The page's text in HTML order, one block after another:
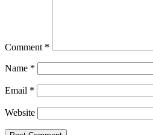
Comment *
Name *
Email *
Website